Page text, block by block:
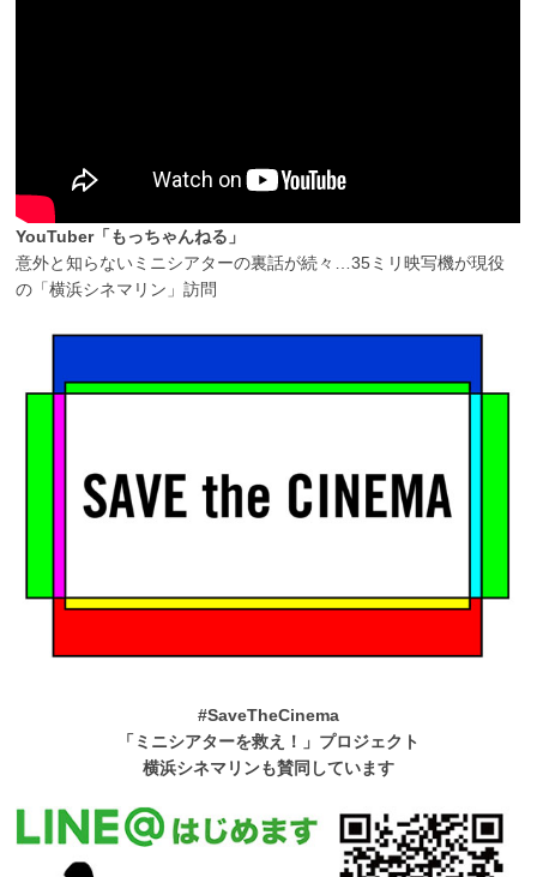
YouTuber「もっちゃんねる」
意外と知らないミニシアターの裏話が続々…35ミリ映写機が現役
の「横浜シネマリン」訪問
#SaveTheCinema
「ミニシアターを救え！」プロジェクト
横浜シネマリンも賛同しています